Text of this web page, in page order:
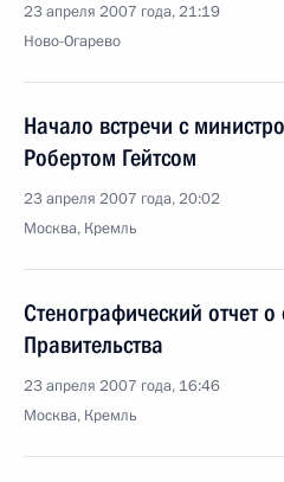
23 апреля 2007 года, 21:19
Ново-Огарево
Начало встречи с
Робертом Гейтсом
23 апреля 2007 года, 20:02
Москва, Кремль
Стенографический отчет
Правительства
23 апреля 2007 года, 16:46
Москва, Кремль